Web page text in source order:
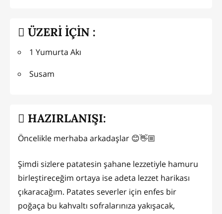
ÜZERİ İÇİN :
1 Yumurta Akı
Susam
HAZIRLANIŞI:
Öncelikle merhaba arkadaşlar 😊👋🏼
Şimdi sizlere patatesin şahane lezzetiyle hamuru
birleştireceğim ortaya ise adeta lezzet harikası
çıkaracağım. Patates severler için enfes bir
poğaça bu kahvaltı sofralarınıza yakışacak,